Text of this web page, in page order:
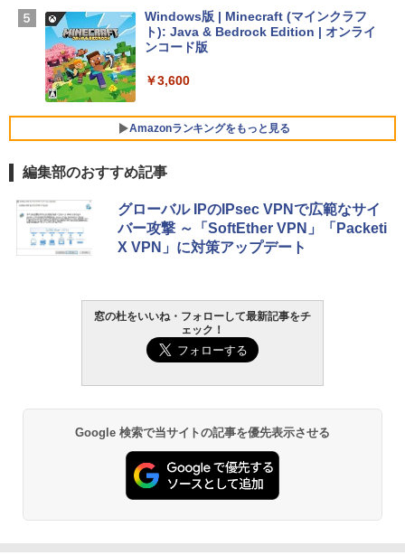
SSD インテル Core 5
￥129,800
Core i5/16GB/SSD 512GB/ホワイト) FM
VWK3E15W_AZ
￥139,880
Windows版 | Minecraft (マインクラフ
ト): Java & Bedrock Edition | オンライ
ンコード版
￥3,600
Amazonランキングをもっと見る
生成AIパスポート公式テキスト 第４版
￥1,766
AIイラスト表現辞典: 思い通りの絵を引き
出す プロンプトの言葉 AI画像生成シリー
ズ (はぴーイラストLabo)
ClaudeCode いちばんやさしい 教科書:
方 マニュアル AI副業にもコンテンツ作成
にもKindle出版にも！ 非エンジニアのた
めのAIコーディング入門シリーズ
Amazon Kindle Paperwhite (16GB) 7イ
ンチディスプレイ、色調調節ライト、12
週間持続バッテリー、広告なし、ブラッ
ク
Amazon Kindle - 目に優しい、かさばら
ない、大きな画面で読みやすい、6週間持
続バッテリー、6インチディスプレイ電子
￥16,980
Kindle Paperwhite シグニチャーエディ
ション (32GB) 7インチディスプレイ、明
編集部のおすすめ記事
グローバル IPのIPsec VPNで広範なサイ
バー攻撃 ～「SoftEther VPN」「Packeti
X VPN」に対策アップデート
窓の杜をいいね・フォローして最新記事をチ
ェック！
Google 検索で当サイトの記事を優先表示させる